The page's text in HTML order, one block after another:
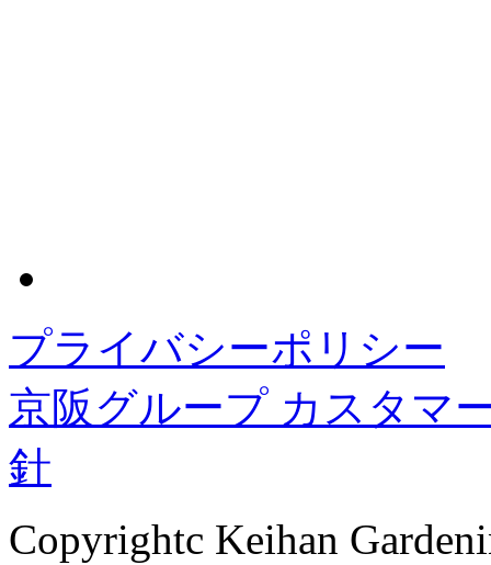
プライバシーポリシー
京阪グループ カスタマ
針
Copyrightc Keihan